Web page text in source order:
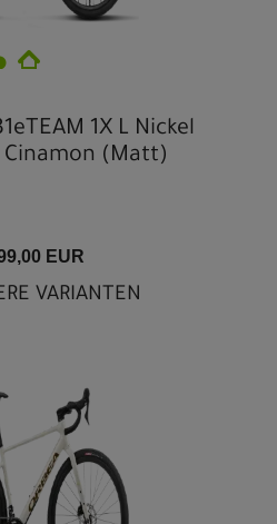
1X L Nickel
(Matt)
EUR
VARIANTEN